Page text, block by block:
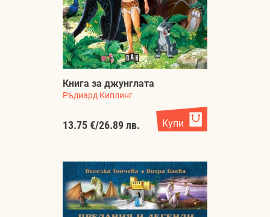
Книга за джунглата
Ръдиард Киплинг
13.75 €/26.89 лв. Купи